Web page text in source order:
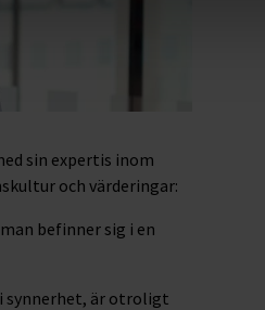
sin expertis inom
och värderingar:
befinner sig i en
synnerhet, är otroligt